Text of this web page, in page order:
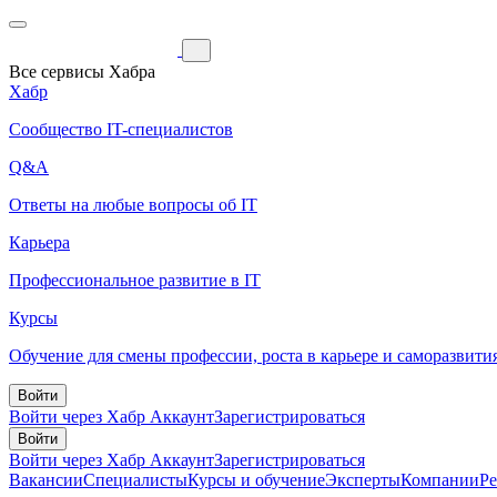
Все сервисы Хабра
Хабр
Сообщество IT-специалистов
Q&A
Ответы на любые вопросы об IT
Карьера
Профессиональное развитие в IT
Курсы
Обучение для смены профессии, роста в карьере и
Войти
Войти через Хабр АккаунтЗарегистрироваться
Войти
Войти через Хабр АккаунтЗарегистрироваться
ВакансииСпециалистыКурсы и обучениеЭкспертыКомпании